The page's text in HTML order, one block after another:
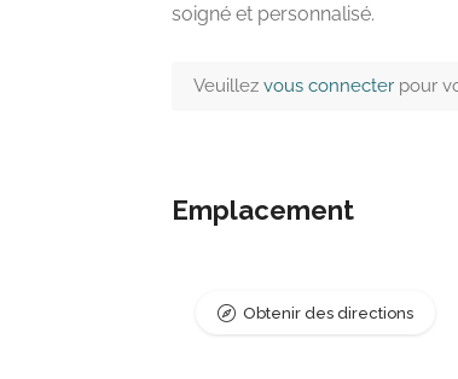
soigné et personnalisé.
Veuillez vous connecter pour
Emplacement
Obtenir des directions